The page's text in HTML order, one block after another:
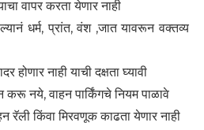
वापर करता येणार नाही
धर्म, प्रांत, वंश ,जात यावरून वक्तव्य
होणार नाही याची दक्षता घ्यावी
नये, वाहन पार्किंगचे नियम पाळावे
किंवा मिरवणूक काढता येणार नाही